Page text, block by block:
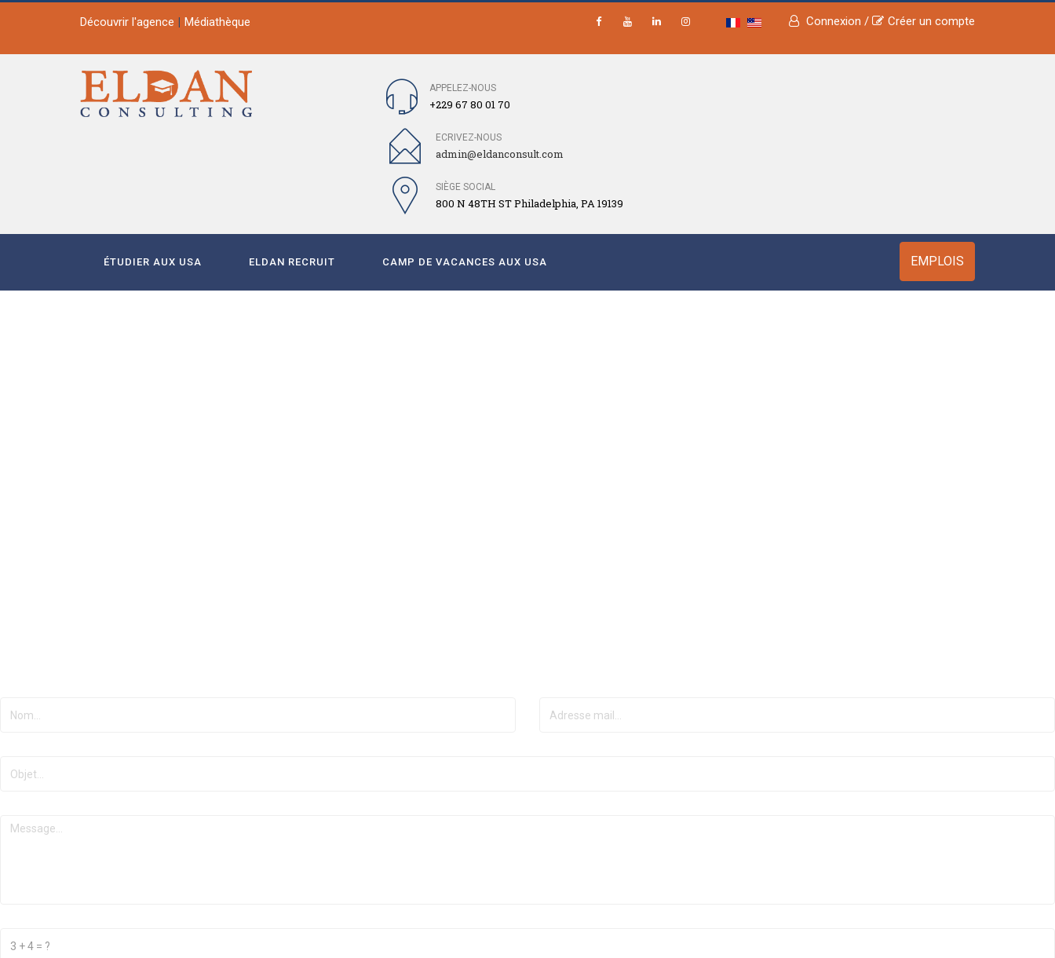
Découvrir l'agence Médiathèque Connexion / Créer un compte
APPELEZ-NOUS
+229 67 80 01 70
ECRIVEZ-NOUS
admin@eldanconsult.com
SIÈGE SOCIAL
800 N 48TH ST Philadelphia, PA 19139
ÉTUDIER AUX USA ELDAN RECRUIT CAMP DE VACANCES AUX USA EMPLOIS